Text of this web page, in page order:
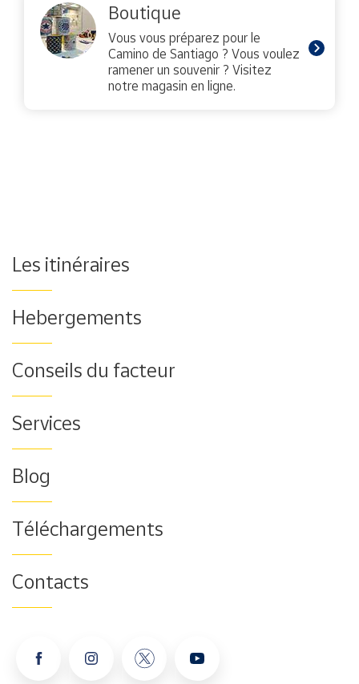
Boutique
Vous vous préparez pour le
Camino de Santiago ? Vous voulez
ramener un souvenir ? Visitez
notre magasin en ligne.
Les itinéraires
Hebergements
Conseils du facteur
Services
Blog
Téléchargements
Contacts